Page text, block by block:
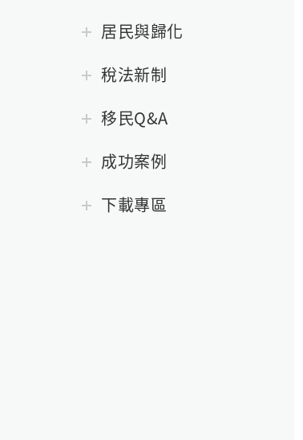
居民與歸化
稅法新制
移民Q&A
成功案例
下載專區